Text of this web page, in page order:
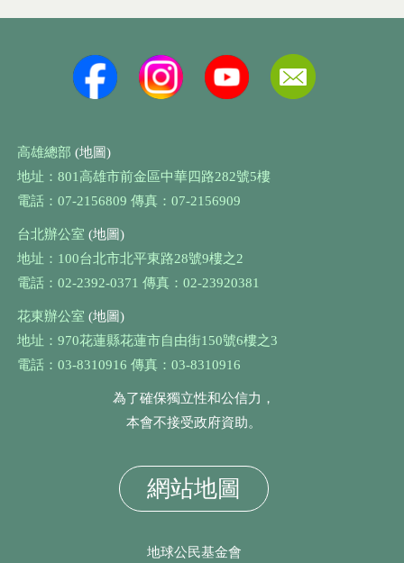
高雄總部 (地圖)
地址：801高雄市前金區中華四路282號5樓
電話：07-2156809 傳真：07-2156909
台北辦公室 (地圖)
地址：100台北市北平東路28號9樓之2
電話：02-2392-0371 傳真：02-23920381
花東辦公室 (地圖)
地址：970花蓮縣花蓮市自由街150號6樓之3
電話：03-8310916 傳真：03-8310916
為了確保獨立性和公信力，
本會不接受政府資助。
網站地圖
地球公民基金會